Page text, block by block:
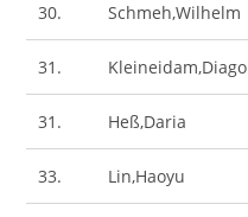
30. Schmeh,Wilhelm
31. Kleineidam,Diago
31. Heß,Daria
33. Lin,Haoyu